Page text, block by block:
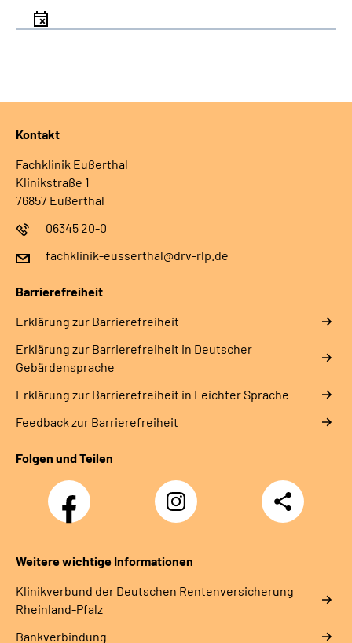
Kontakt
Fachklinik Eußerthal
Klinikstraße 1
76857 Eußerthal
06345 20-0
fachklinik-eusserthal@drv-rlp.de
Barrierefreiheit
Erklärung zur Barrierefreiheit
Erklärung zur Barrierefreiheit in Deutscher
Gebärdensprache
Erklärung zur Barrierefreiheit in Leichter Sprache
Feedback zur Barrierefreiheit
Folgen und Teilen
Facebook
Instagram
DRV
Nachwuchskräfte
Teilen
Weitere wichtige Informationen
Klinikverbund der Deutschen Rentenversicherung
Rheinland-Pfalz
Bankverbindung